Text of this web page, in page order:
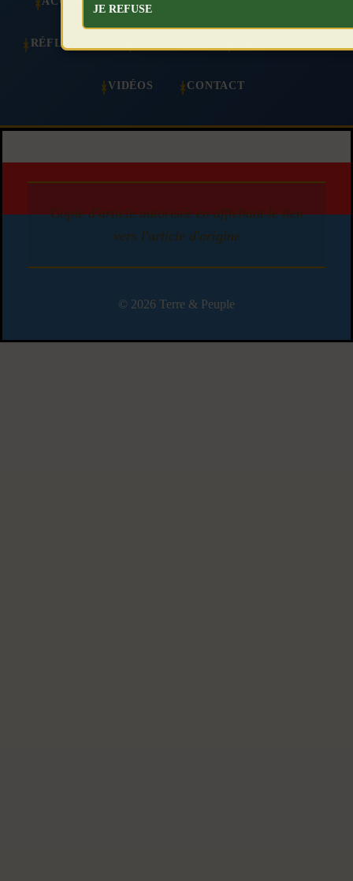
RÉFLEXION
VIDÉOS CONTACT
Copie d'article autorisée en affichant le lien
vers l'article d'origine
© 2026 Terre & Peuple
JE REFUSE